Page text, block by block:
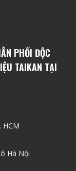
PHỐI ĐỘC
TAIKAN TẠI
HCM
Hà Nội